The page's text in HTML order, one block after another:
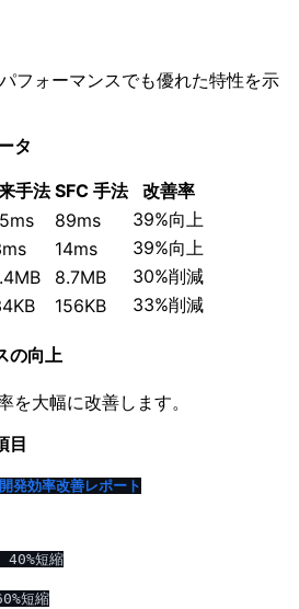
フォーマンスでも優れた特性を示
タ
手法 SFC 手法
改善率
89ms
39%向上
14ms
39%向上
8.7MB
30%削減
156KB 33%削減
の向上
を大幅に改善します。
目
発効率改善レポート
短縮